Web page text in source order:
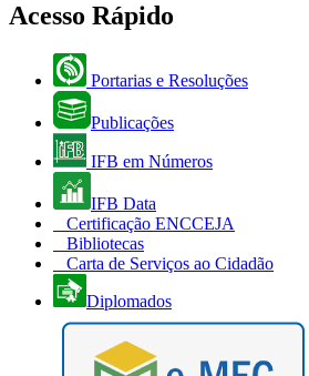
Acesso Rápido
Portarias e Resoluções
Publicações
IFB em Números
IFB Data
Certificação ENCCEJA
Bibliotecas
Carta de Serviços ao Cidadão
Diplomados